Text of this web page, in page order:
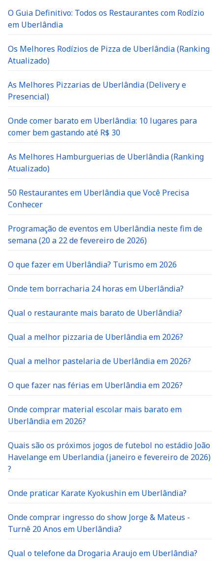
O Guia Definitivo: Todos os Restaurantes com Rodízio
em Uberlândia
Os Melhores Rodízios de Pizza de Uberlândia (Ranking
Atualizado)
As Melhores Pizzarias de Uberlândia (Delivery e
Presencial)
Onde comer barato em Uberlândia: 10 lugares para
comer bem gastando até R$ 30
As Melhores Hamburguerias de Uberlândia (Ranking
Atualizado)
50 Restaurantes em Uberlândia que Você Precisa
Conhecer
Programação de eventos em Uberlândia neste fim de
semana (20 a 22 de fevereiro de 2026)
O que fazer em Uberlândia? Turismo em 2026
Onde tem borracharia 24 horas em Uberlândia?
Qual o restaurante mais barato de Uberlândia?
Qual a melhor pizzaria de Uberlândia em 2026?
Qual a melhor pastelaria de Uberlândia em 2026?
O que fazer nas férias em Uberlândia em 2026?
Onde comprar material escolar mais barato em
Uberlândia em 2026?
Quais são os próximos jogos de futebol no estádio João
Havelange em Uberlandia (janeiro e fevereiro de 2026)
?
Onde praticar Karate Kyokushin em Uberlândia?
Onde comprar ingresso do show Jorge & Mateus -
Turnê 20 Anos em Uberlândia?
Qual o telefone da Drogaria Araujo em Uberlândia?